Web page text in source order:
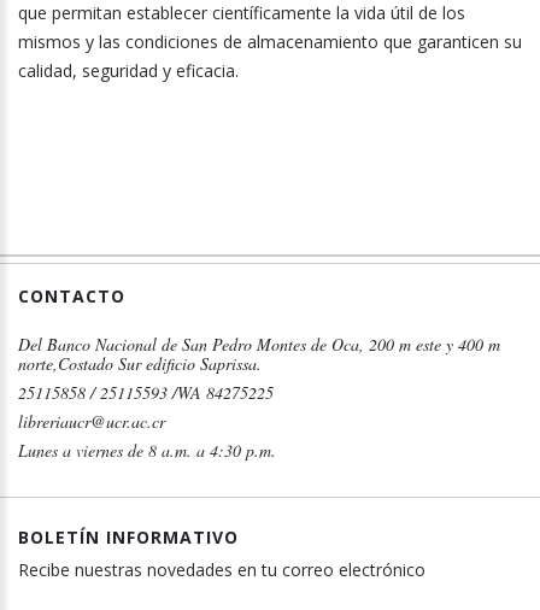
que permitan establecer científicamente la vida útil de los
mismos y las condiciones de almacenamiento que garanticen su
calidad, seguridad y eficacia.
CONTACTO
Del Banco Nacional de San Pedro Montes de Oca, 200 m este y 400 m
norte,Costado Sur edificio Saprissa.
25115858 / 25115593 /WA 84275225
libreriaucr@ucr.ac.cr
Lunes a viernes de 8 a.m. a 4:30 p.m.
BOLETÍN INFORMATIVO
Recibe nuestras novedades en tu correo electrónico